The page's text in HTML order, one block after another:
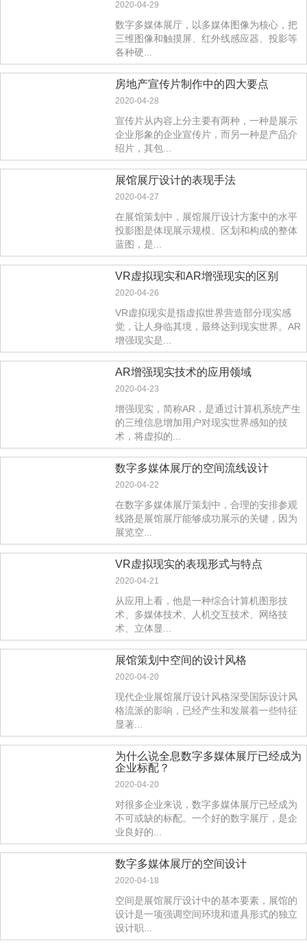
2020-04-29
数字多媒体展厅，以多媒体图像为核心，把
三维图像和触摸屏、红外线感应器、投影等
各种硬...
房地产宣传片制作中的四大要点
2020-04-28
宣传片从内容上分主要有两种，一种是展示
企业形象的企业宣传片，而另一种是产品介
绍片，其包...
展馆展厅设计的表现手法
2020-04-27
在展馆策划中，展馆展厅设计方案中的水平
投影图是体现展示规模、区划和构成的整体
蓝图，是...
VR虚拟现实和AR增强现实的区别
2020-04-26
VR虚拟现实是指虚拟世界营造部分现实感
觉，让人身临其境，最终达到现实世界。AR
增强现实是...
AR增强现实技术的应用领域
2020-04-23
增强现实，简称AR，是通过计算机系统产生
的三维信息增加用户对现实世界感知的技
术，将虚拟的...
数字多媒体展厅的空间流线设计
2020-04-22
在数字多媒体展厅策划中，合理的安排参观
线路是展馆展厅能够成功展示的关键，因为
展览空...
VR虚拟现实的表现形式与特点
2020-04-21
从应用上看，他是一种综合计算机图形技
术、多媒体技术、人机交互技术、网络技
术、立体显...
展馆策划中空间的设计风格
2020-04-20
现代企业展馆展厅设计风格深受国际设计风
格流派的影响，已经产生和发展着一些特征
显著...
为什么说全息数字多媒体展厅已经成为
企业标配？
2020-04-20
对很多企业来说，数字多媒体展厅已经成为
不可或缺的标配。一个好的数字展厅，是企
业良好的...
数字多媒体展厅的空间设计
2020-04-18
空间是展馆展厅设计中的基本要素，展馆的
设计是一项强调空间环境和道具形式的独立
设计职...